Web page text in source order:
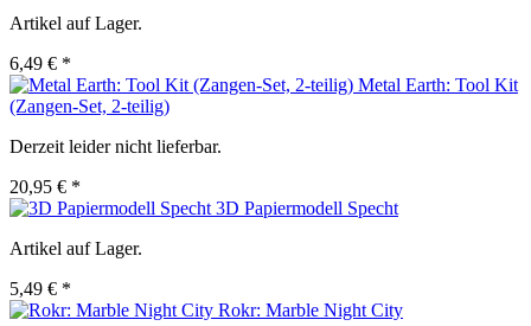
Artikel auf Lager.
6,49 € *
Metal Earth: Tool Kit
(Zangen-Set, 2-teilig)
Derzeit leider nicht lieferbar.
20,95 € *
3D Papiermodell Specht
Artikel auf Lager.
5,49 € *
Rokr: Marble Night City